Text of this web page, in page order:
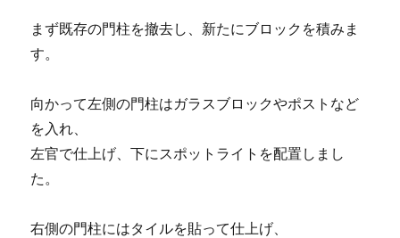
まず既存の門柱を撤去し、新たにブロックを積みま
す。
向かって左側の門柱はガラスブロックやポストなど
を入れ、
左官で仕上げ、下にスポットライトを配置しまし
た。
右側の門柱にはタイルを貼って仕上げ、